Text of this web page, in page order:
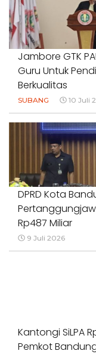
Jambore GTK
Guru Untuk
Berkualitas
SUBANG 10 Juli
DPRD Kota
Rp487 Miliar
9 Juli 2026
Kantongi SiLPA
Pemkot